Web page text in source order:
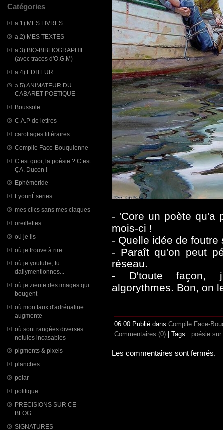
Catégories
a.1) MES LIVRES
a.2) MES TEXTES
a.3) BIO-BIBLIOGRAPHIE
(avec traces d'O.G.M)
a.4) EDITEUR
a.5) ANIMATEUR DU
CABARET POETIQUE
Boussole
C.A.P de lettres
carottages littéraires
Compile Face-Bouquienne
C’est quoi, la poésie ? C’est
ÇA, Ducon !
Ephéméride
LyonnÈseries
mes clics sans mes claques
oreillettes
où je lis
où je trouve à rire
où je youtube, tu
dailymentionnes...
où je zieute des images qui
bougent
où mon taux d'adrénaline
augmente
où sont rangées diverses
notules incasables
pigments & pixels
planches
polar
politique
PRECISIONS SUR CE
BLOG
SIGNATURES
- 'Core un poète qu'a
mois-ci !
- Quelle idée de
- Paraît qu'on peut
réseau.
- D'toute façon,
algorythmes. Bon, on
06:00 Publié dans Compile Face-
Commentaires (0) | Tags : poésie
Les commentaires sont fermés.